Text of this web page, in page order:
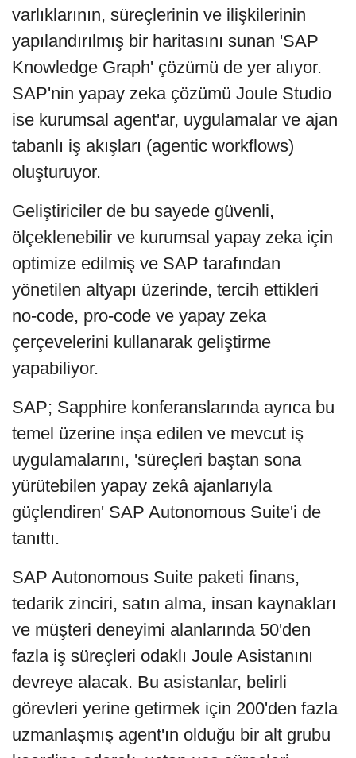
varlıklarının, süreçlerinin ve ilişkilerinin
yapılandırılmış bir haritasını sunan 'SAP
Knowledge Graph' çözümü de yer alıyor.
SAP'nin yapay zeka çözümü Joule Studio
ise kurumsal agent'ar, uygulamalar ve ajan
tabanlı iş akışları (agentic workflows)
oluşturuyor.
Geliştiriciler de bu sayede güvenli,
ölçeklenebilir ve kurumsal yapay zeka için
optimize edilmiş ve SAP tarafından
yönetilen altyapı üzerinde, tercih ettikleri
no-code, pro-code ve yapay zeka
çerçevelerini kullanarak geliştirme
yapabiliyor.
SAP; Sapphire konferanslarında ayrıca bu
temel üzerine inşa edilen ve mevcut iş
uygulamalarını, 'süreçleri baştan sona
yürütebilen yapay zekâ ajanlarıyla
güçlendiren' SAP Autonomous Suite'i de
tanıttı.
SAP Autonomous Suite paketi finans,
tedarik zinciri, satın alma, insan kaynakları
ve müşteri deneyimi alanlarında 50'den
fazla iş süreçleri odaklı Joule Asistanını
devreye alacak. Bu asistanlar, belirli
görevleri yerine getirmek için 200'den fazla
uzmanlaşmış agent'ın olduğu bir alt grubu